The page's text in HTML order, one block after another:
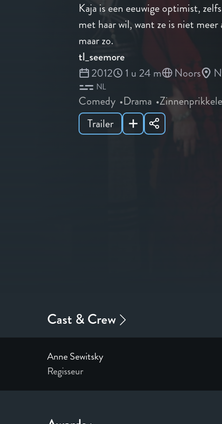
Kaja is een eeuwige optimist,
met haar wil, want ze is niet
maar zo.
tl_seemore
2012
1 u 24 m Noors
NL
Comedy Drama
Trailer
Anne Sewitsky
Regisseur